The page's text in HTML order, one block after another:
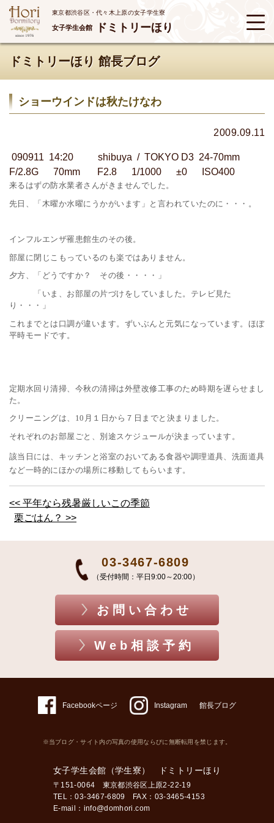
東京都渋谷区・代々木上原の女子学生寮
女子学生会館 ドミトリーほり
ドミトリーほり 館長ブログ
ショーウインドは秋たけなわ
2009.09.11
090911 14:20 shibuya / TOKYO D3 24-70mm
F/2.8G 70mm F2.8 1/1000 ±0 ISO400
来るはずの防水業者さんがきませんでした。
先日、「木曜か水曜にうかがいます」と言われていたのに・・・。
インフルエンザ罹患館生のその後。
部屋に閉じこもっているのも楽ではありません。
夕方、「どうですか？ その後・・・・」
「いま、お部屋の片づけをしていました。テレビ見た
り・・・」
これまでとは口調が違います。ずいぶんと元気になっています。ほぼ
平時モードです。
定期水回り清掃、今秋の清掃は外壁改修工事のため時期を遅らせまし
た。
クリーニングは、
10 月１日から７日までと決まりました。
それぞれのお部屋ごと、別途スケジュールが決まっています。
該当日には、キッチンと浴室のおいてある食器や調理道具、洗面道具
など一時的にほかの場所に移動してもらいます。
<< 平年なら残暑厳しいこの季節
栗ごはん？ >>
03-3467-6809
（受付時間：平日9:00～20:00）
お問い合わせ
Web相談予約
Facebookページ Instagram 館長ブログ
※当ブログ・サイト内の写真の使用ならびに無断転用を禁じます。
女子学生会館（学生寮） ドミトリーほり
〒151-0064 東京都渋谷区上原2-22-19
TEL：03-3467-6809 FAX：03-3465-4153
E-mail： info@domhori.com